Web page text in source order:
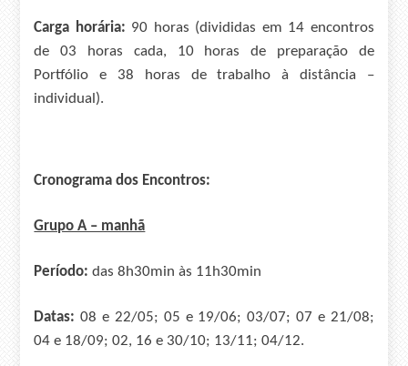
Carga horária: 90 horas (divididas em 14 encontros
de 03 horas cada, 10 horas de preparação de
Portfólio e 38 horas de trabalho à distância –
individual).
Cronograma dos Encontros:
Grupo A – manhã
Período:das 8h30min às 11h30min
Datas:08 e 22/05; 05 e 19/06; 03/07; 07 e 21/08;
04 e 18/09; 02, 16 e 30/10; 13/11; 04/12.